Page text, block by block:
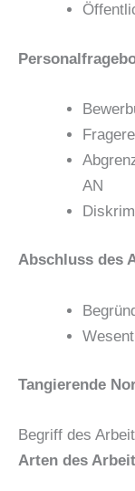
AN
Abschluss des
Tangierende
Begriff des
Arten des